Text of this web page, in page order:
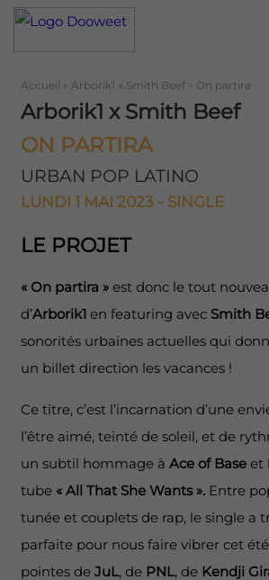
Accueil » Arborik1 x Smith Beef – On partira
Arborik1 x Smith Beef
ON PARTIRA
URBAN POP LATINO
LUNDI 1 MAI 2023 - SINGLE
LE PROJET
« On partira »est donc le tout
d’Arborik1en featuring avec Smith
sonorités urbaines actuelles qui
un billet direction les vacances !
Ce titre, c’est l’incarnation d’une
l’être aimé, teinté de soleil, et de
un subtil hommage à Ace of Baseet
tube « All That She Wants ».Entre
tunée et couplets de rap, le single a
parfaite pour nous faire vibrer cet
pointes de JuL, de PNL, de Kendji